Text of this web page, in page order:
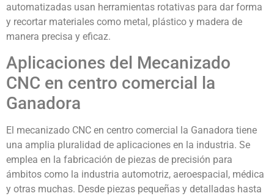
automatizadas usan herramientas rotativas para dar forma
y recortar materiales como metal, plástico y madera de
manera precisa y eficaz.
Aplicaciones del Mecanizado
CNC en centro comercial la
Ganadora
El mecanizado CNC en centro comercial la Ganadora tiene
una amplia pluralidad de aplicaciones en la industria. Se
emplea en la fabricación de piezas de precisión para
ámbitos como la industria automotriz, aeroespacial, médica
y otras muchas. Desde piezas pequeñas y detalladas hasta